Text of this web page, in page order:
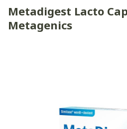
Metadigest Lacto
Metagenics